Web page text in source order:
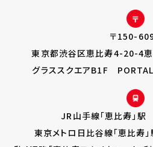
〒150-
東京都渋谷区恵比寿4-20-4恵
グラススクエアB1F
JR山手線「恵比寿」
東京メトロ日比谷線「恵比寿